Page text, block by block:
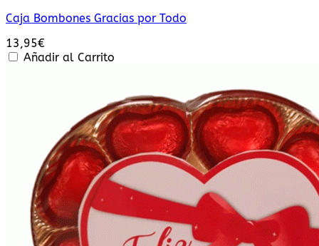
Caja Bombones Gracias por Todo
13,95€
Añadir al Carrito